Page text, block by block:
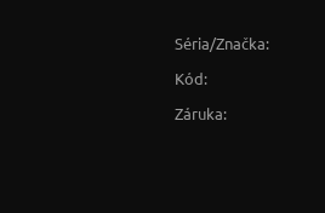
Séria/Značka:
Kód:
Záruka: